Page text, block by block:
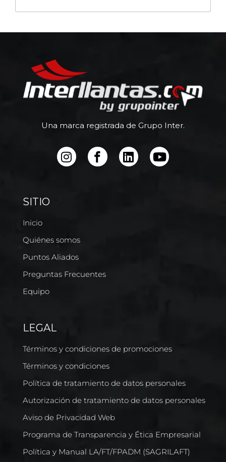
Una marca registrada de Grupo Inter.
SITIO
Inicio
Quiénes somos
Puntos Aliados
Preguntas Frecuentes
Equipo
LEGAL
Términos y condiciones de promociones
Términos y condiciones
Política de tratamiento de datos personales
Autorización de tratamiento de datos personales
Aviso de Privacidad Web
Programa de Transparencia y Ética Empresarial
Política y Manual LA/FT/FPADM (SAGRILAFT)